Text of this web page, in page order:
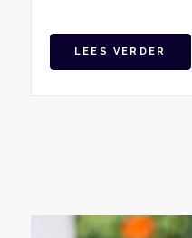
LEES VERDER